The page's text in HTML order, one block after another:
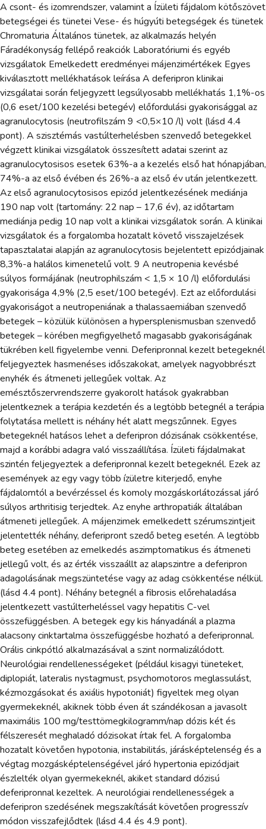
A csont- és izomrendszer, valamint a Ízületi fájdalom kötőszövet
betegségei és tünetei Vese- és húgyúti betegségek és tünetek
Chromaturia Általános tünetek, az alkalmazás helyén
Fáradékonyság fellépő reakciók Laboratóriumi és egyéb
vizsgálatok Emelkedett eredményei májenzimértékek Egyes
kiválasztott mellékhatások leírása A deferipron klinikai
vizsgálatai során feljegyzett legsúlyosabb mellékhatás 1,1%-os
(0,6 eset/100 kezelési betegév) előfordulási gyakorisággal az
agranulocytosis (neutrofilszám 9 <0,5×10 /l) volt (lásd 4.4
pont). A szisztémás vastúlterhelésben szenvedő betegekkel
végzett klinikai vizsgálatok összesített adatai szerint az
agranulocytosisos esetek 63%-a a kezelés első hat hónapjában,
74%-a az első évében és 26%-a az első év után jelentkezett.
Az első agranulocytosisos epizód jelentkezésének mediánja
190 nap volt (tartomány: 22 nap – 17,6 év), az időtartam
mediánja pedig 10 nap volt a klinikai vizsgálatok során. A klinikai
vizsgálatok és a forgalomba hozatalt követő visszajelzések
tapasztalatai alapján az agranulocytosis bejelentett epizódjainak
8,3%-a halálos kimenetelű volt. 9 A neutropenia kevésbé
súlyos formájának (neutrophilszám < 1,5 × 10 /l) előfordulási
gyakorisága 4,9% (2,5 eset/100 betegév). Ezt az előfordulási
gyakoriságot a neutropeniának a thalassaemiában szenvedő
betegek – közülük különösen a hypersplenismusban szenvedő
betegek – körében megfigyelhető magasabb gyakoriságának
tükrében kell figyelembe venni. Deferipronnal kezelt betegeknél
feljegyeztek hasmenéses időszakokat, amelyek nagyobbrészt
enyhék és átmeneti jellegűek voltak. Az
emésztőszervrendszerre gyakorolt hatások gyakrabban
jelentkeznek a terápia kezdetén és a legtöbb betegnél a terápia
folytatása mellett is néhány hét alatt megszűnnek. Egyes
betegeknél hatásos lehet a deferipron dózisának csökkentése,
majd a korábbi adagra való visszaállítása. Ízületi fájdalmakat
szintén feljegyeztek a deferipronnal kezelt betegeknél. Ezek az
események az egy vagy több ízületre kiterjedő, enyhe
fájdalomtól a bevérzéssel és komoly mozgáskorlátozással járó
súlyos arthritisig terjedtek. Az enyhe arthropatiák általában
átmeneti jellegűek. A májenzimek emelkedett szérumszintjeit
jelentették néhány, deferipront szedő beteg esetén. A legtöbb
beteg esetében az emelkedés aszimptomatikus és átmeneti
jellegű volt, és az érték visszaállt az alapszintre a deferipron
adagolásának megszüntetése vagy az adag csökkentése nélkül.
(lásd 4.4 pont). Néhány betegnél a fibrosis előrehaladása
jelentkezett vastúlterheléssel vagy hepatitis C-vel
összefüggésben. A betegek egy kis hányadánál a plazma
alacsony cinktartalma összefüggésbe hozható a deferipronnal.
Orális cinkpótló alkalmazásával a szint normalizálódott.
Neurológiai rendellenességeket (például kisagyi tüneteket,
diplopiát, lateralis nystagmust, psychomotoros meglassulást,
kézmozgásokat és axiális hypotoniát) figyeltek meg olyan
gyermekeknél, akiknek több éven át szándékosan a javasolt
maximális 100 mg/testtömegkilogramm/nap dózis két és
félszeresét meghaladó dózisokat írtak fel. A forgalomba
hozatalt követően hypotonia, instabilitás, járásképtelenség és a
végtag mozgásképtelenségével járó hypertonia epizódjait
észlelték olyan gyermekeknél, akiket standard dózisú
deferipronnal kezeltek. A neurológiai rendellenességek a
deferipron szedésének megszakítását követően progresszív
módon visszafejlődtek (lásd 4.4 és 4.9 pont).